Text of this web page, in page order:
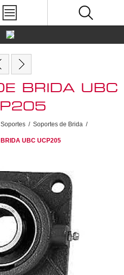
BRIDA UBC
Soportes / Soportes de Brida /
UBC UCP205